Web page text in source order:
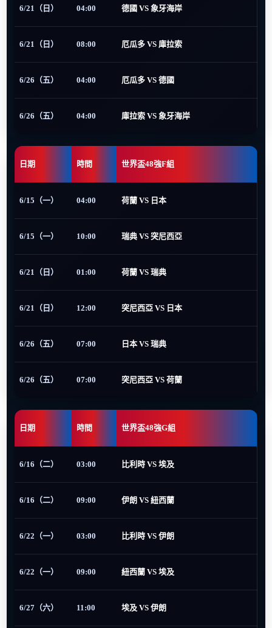
6/21（日） 04:00 德國 VS 象牙海岸
6/21（日） 08:00 厄瓜多 VS 庫拉索
6/26（五） 04:00 厄瓜多 VS 德國
6/26（五） 04:00 庫拉索 VS 象牙海岸
日期 時間 世界盃48強F組
6/15（一） 04:00 荷蘭 VS 日本
6/15（一） 10:00 瑞典 VS 突尼西亞
6/21（日） 01:00 荷蘭 VS 瑞典
6/21（日） 12:00 突尼西亞 VS 日本
6/26（五） 07:00 日本 VS 瑞典
6/26（五） 07:00 突尼西亞 VS 荷蘭
日期 時間 世界盃48強G組
6/16（二） 03:00 比利時 VS 埃及
6/16（二） 09:00 伊朗 VS 紐西蘭
6/22（一） 03:00 比利時 VS 伊朗
6/22（一） 09:00 紐西蘭 VS 埃及
6/27（六） 11:00 埃及 VS 伊朗